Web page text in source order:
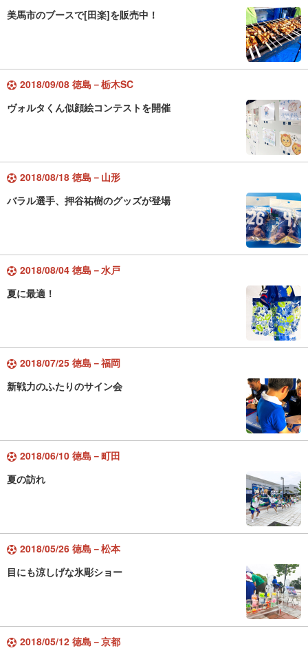
美馬市のブースで[田楽]を販売中！
2018/09/08 徳島－栃木SC
ヴォルタくん似顔絵コンテストを開催
2018/08/18 徳島－山形
バラル選手、押谷祐樹のグッズが登場
2018/08/04 徳島－水戸
夏に最適！
2018/07/25 徳島－福岡
新戦力のふたりのサイン会
2018/06/10 徳島－町田
夏の訪れ
2018/05/26 徳島－松本
目にも涼しげな氷彫ショー
2018/05/12 徳島－京都